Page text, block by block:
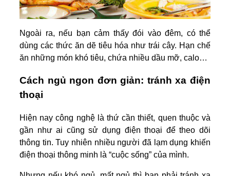
Ngoài ra, nếu bạn cảm thấy đói vào đêm, có thể
dùng các thức ăn dẽ tiêu hóa như trái cây. Hạn chế
ăn những món khó tiêu, chứa nhiều dầu mỡ, calo…
Cách ngủ ngon đơn giản: tránh xa điện
thoại
Hiện nay công nghệ là thứ cần thiết, quen thuộc và
gần như ai cũng sử dụng điện thoại để theo dõi
thông tin. Tuy nhiên nhiều người đã lạm dụng khiến
điện thoại thông minh là “cuộc sống” của mình.